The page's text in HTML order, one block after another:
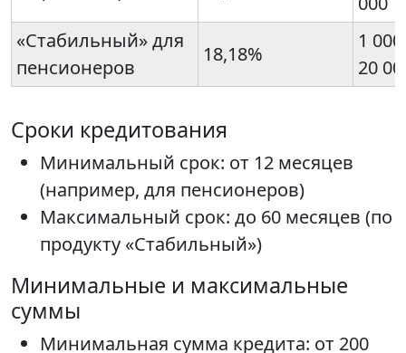
«Стабильный» для
пенсионеров
18,18%
1
20
Сроки кредитования
Минимальный срок: от 12 месяцев
(например, для пенсионеров)
Максимальный срок: до 60 месяцев (по
продукту «Стабильный»)
Минимальные и максимальные
суммы
Минимальная сумма кредита: от 200